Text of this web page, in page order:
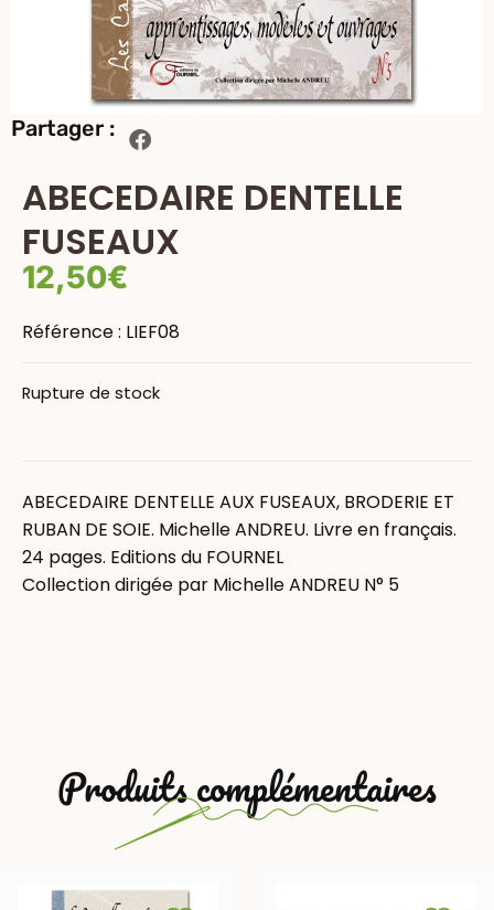
Partager :
ABECEDAIRE DENTELLE
FUSEAUX
12,50€
Référence : LIEF08
Rupture de stock
ABECEDAIRE DENTELLE AUX FUSEAUX, BRODERIE ET
RUBAN DE SOIE. Michelle ANDREU. Livre en français.
24 pages. Editions du FOURNEL
Collection dirigée par Michelle ANDREU N° 5
Produits complémentaires